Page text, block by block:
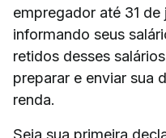
empregador até 31
informando seus
retidos desses
preparar e enviar sua
renda.
Seja sua primeira